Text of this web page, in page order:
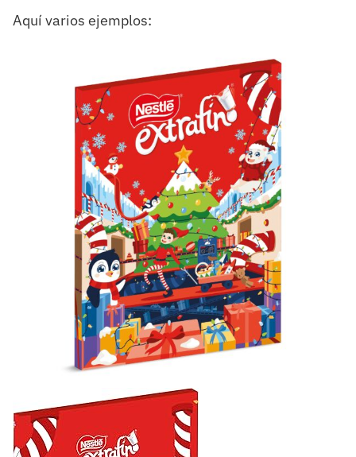
Aquí varios ejemplos: